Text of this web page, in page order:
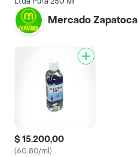
Mercado Zapatoca
$ 15.200,00
(60.80/ml)